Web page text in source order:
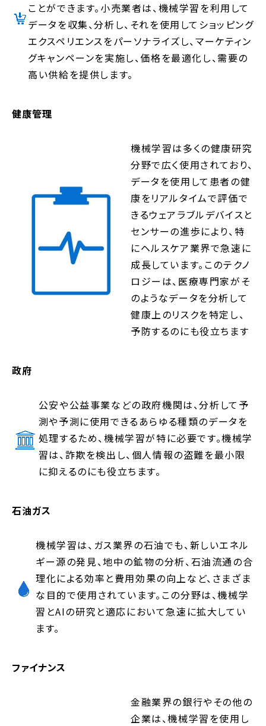
ことができます。小売業者は、機械学習を利用して
データを収集、分析し、それを使用してショッピング
エクスペリエンスをパーソナライズし、マーケティン
グキャンペーンを実施し、価格を最適化し、需要の
高い供給を提供します。
健康管理
機械学習は多くの健康研究
分野で広く使用されており、
データを使用して患者の健
康をリアルタイムで評価で
きるウェアラブルデバイスと
センサーの進歩により、特
にヘルスケア業界で急速に
成長しています。このテクノ
ロジーは、医療専門家がそ
のようなデータを分析して
健康上のリスクを特定し、
予防するのにも役立ちます
政府
公安や公益事業などの政府機関は、分析して予
測や予測に使用できるあらゆる種類のデータを
処理するため、機械学習が特に必要です。機械学
習は、詐欺を検出し、個人情報の盗難を最小限
に抑えるのにも役立ちます。
石油ガス
機械学習は、ガス業界の石油でも、新しいエネル
ギー源の発見、地中の鉱物の分析、石油流通の合
理化による効率と費用効果の向上など、さまざま
な目的で使用されています。この分野は、機械学
習とAIの研究と適応において急速に拡大してい
ます。
ファイナンス
金融業界の銀行やその他の
企業は、機械学習を使用し